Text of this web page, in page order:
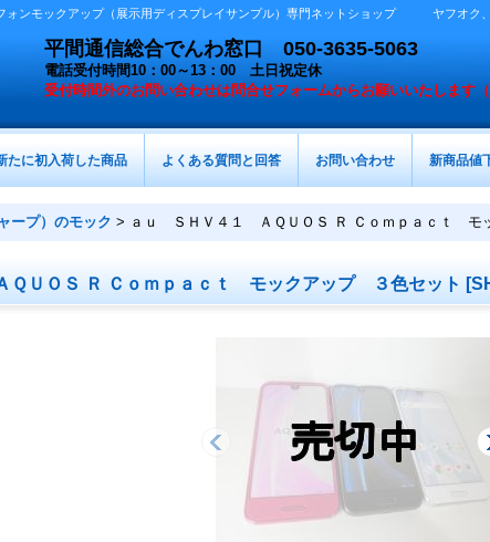
ォンモックアップ（展示用ディスプレイサンプル）専門ネットショップ ヤフオク
平間通信総合でんわ窓口 050-3635-5063
電話受付時間10：00～13：00 土日祝定休
受付時間外のお問い合わせは問合せフォームからお願いいたします（
たに初入荷した商品 よくある質問と回答 お問い合わせ 新商品値
ープ）のモック > ａｕ ＳＨＶ４１ ＡＱＵＯＳ Ｒ Ｃｏｍｐａｃｔ モ
ＵＯＳ Ｒ Ｃｏｍｐａｃｔ モックアップ ３色セット [